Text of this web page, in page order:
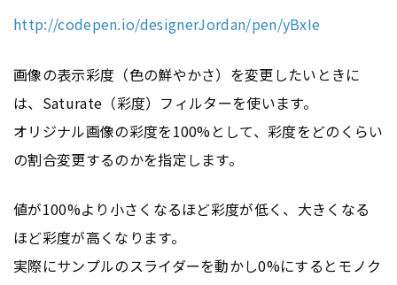
http://codepen.io/designerJordan/pen/yBxIe
画像の表示彩度（色の鮮やかさ）を変更したいときに
は、Saturate（彩度）フィルターを使います。
オリジナル画像の彩度を100%として、彩度をどのくらい
の割合変更するのかを指定します。
値が100%より小さくなるほど彩度が低く、大きくなる
ほど彩度が高くなります。
実際にサンプルのスライダーを動かし0%にするとモノク